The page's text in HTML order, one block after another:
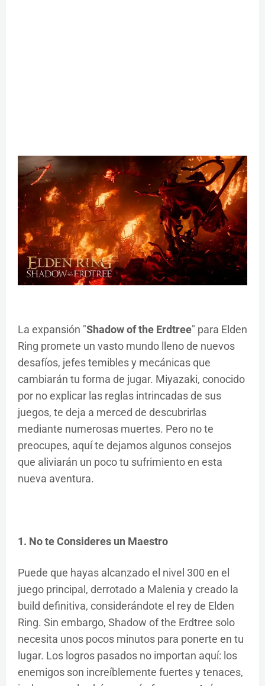
La expansión "Shadow of the Erdtree" para Elden
Ring promete un vasto mundo lleno de nuevos
desafíos, jefes temibles y mecánicas que
cambiarán tu forma de jugar. Miyazaki, conocido
por no explicar las reglas intrincadas de sus
juegos, te deja a merced de descubrirlas
mediante numerosas muertes. Pero no te
preocupes, aquí te dejamos algunos consejos
que aliviarán un poco tu sufrimiento en esta
nueva aventura.
1. No te Consideres un Maestro
Puede que hayas alcanzado el nivel 300 en el
juego principal, derrotado a Malenia y creado la
build definitiva, considerándote el rey de Elden
Ring. Sin embargo, Shadow of the Erdtree solo
necesita unos pocos minutos para ponerte en tu
lugar. Los logros pasados no importan aquí: los
enemigos son increíblemente fuertes y tenaces,